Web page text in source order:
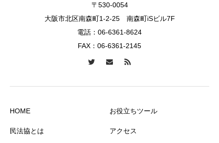
〒530-0054
大阪市北区南森町1-2-25 南森町iSビル7F
電話： 06-6361-8624
FAX：06-6361-2145
HOME
民法協とは
お役立ちツール
アクセス